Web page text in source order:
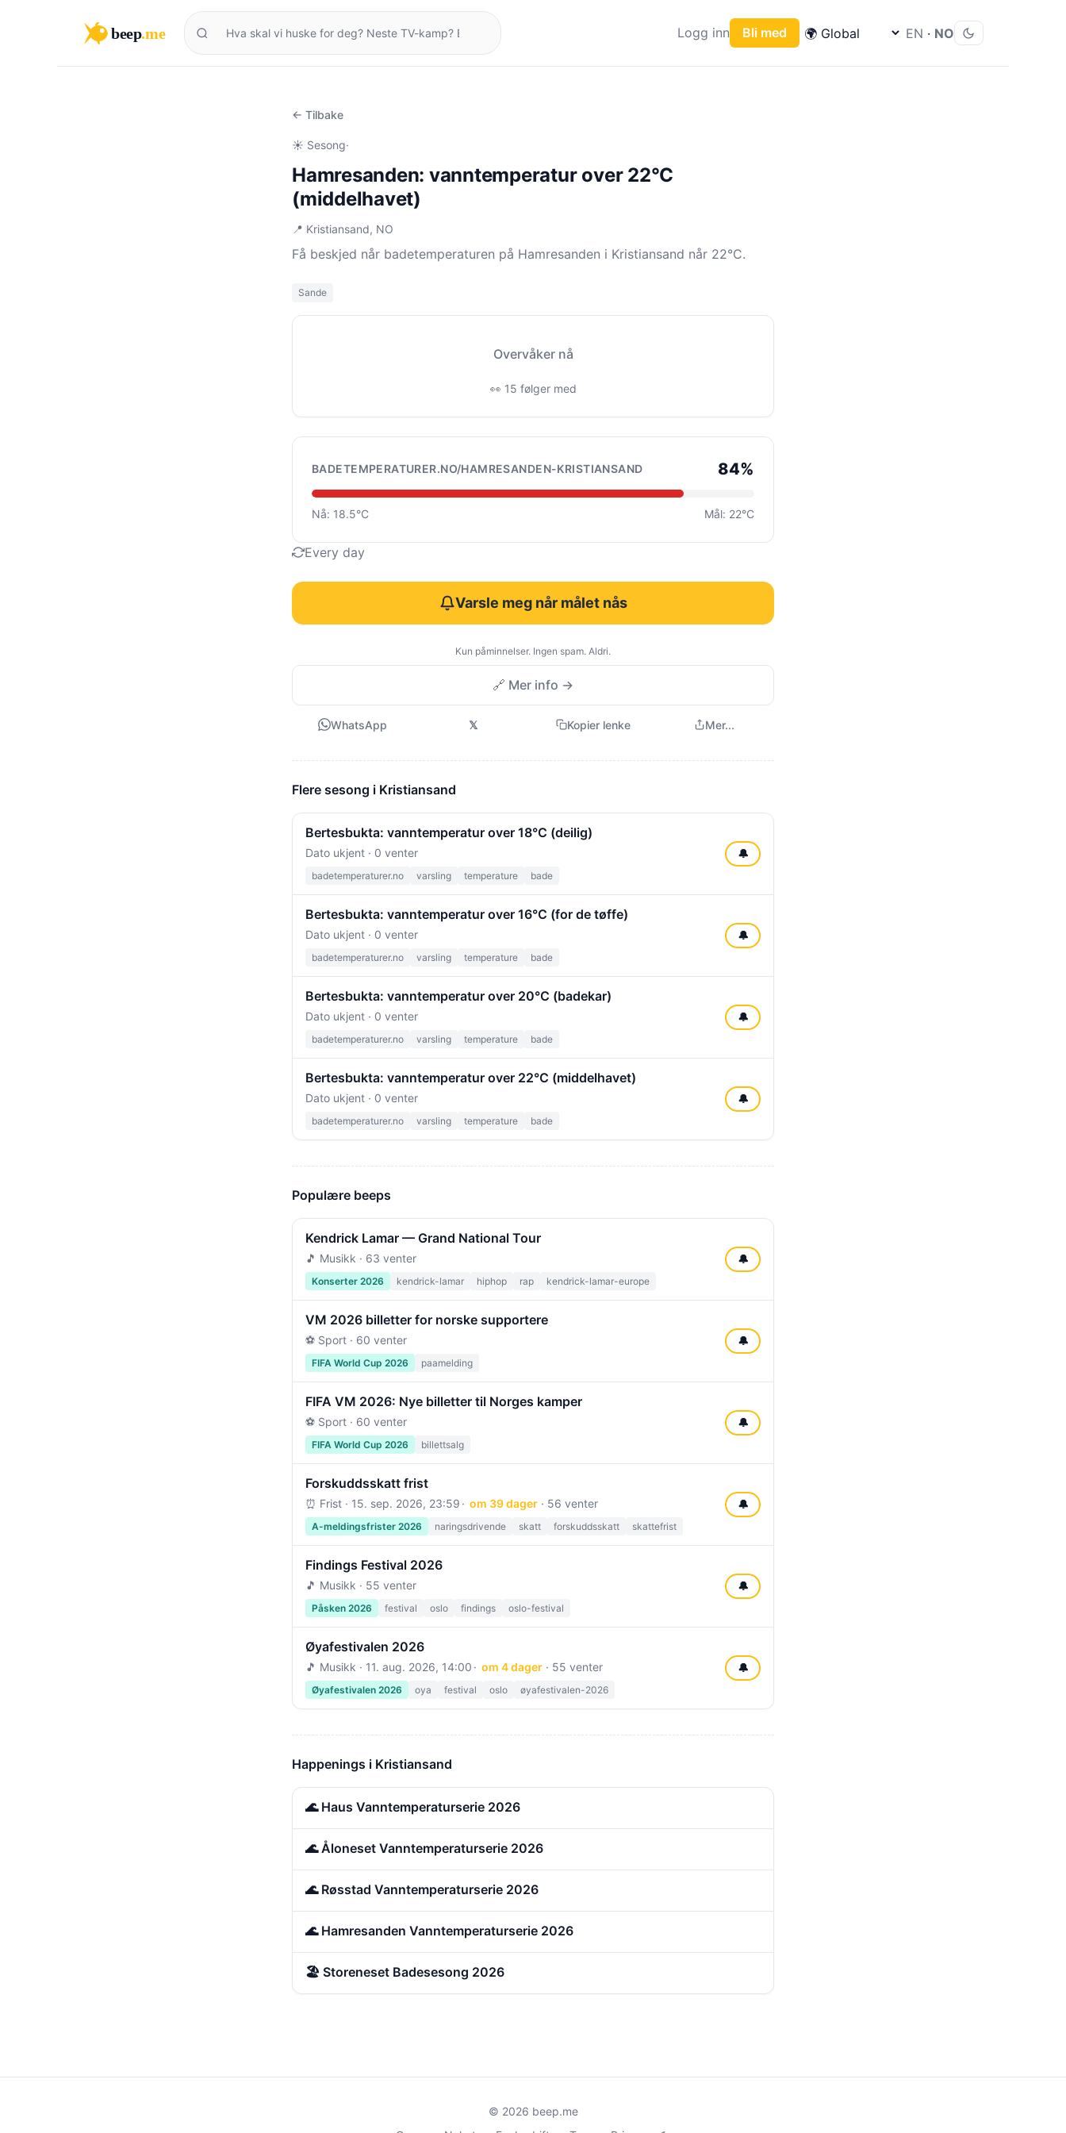
beep.me Logg inn Bli med EN · NO
← Tilbake
☀️ Sesong·
Hamresanden: vanntemperatur over 22°C
(middelhavet)
📍 Kristiansand, NO
Få beskjed når badetemperaturen på Hamresanden i Kristiansand når 22°C.
Sande
Overvåker nå
👀 15 følger med
BADETEMPERATURER.NO/HAMRESANDEN-KRISTIANSAND 84%
Nå: 18.5°C Mål: 22°C
Every day
Varsle meg når målet nås
Kun påminnelser. Ingen spam. Aldri.
🔗 Mer info →
WhatsApp 𝕏 Kopier lenke Mer...
Flere sesong i Kristiansand
Bertesbukta: vanntemperatur over 18°C (deilig)
Dato ukjent · 0 venter
badetemperaturer.no varsling temperature bade
🔔
Bertesbukta: vanntemperatur over 16°C (for de tøffe)
Dato ukjent · 0 venter
badetemperaturer.no varsling temperature bade
🔔
Bertesbukta: vanntemperatur over 20°C (badekar)
Dato ukjent · 0 venter
badetemperaturer.no varsling temperature bade
🔔
Bertesbukta: vanntemperatur over 22°C (middelhavet)
Dato ukjent · 0 venter
badetemperaturer.no varsling temperature bade
🔔
Populære beeps
Kendrick Lamar — Grand National Tour
🎵 Musikk · 63 venter
Konserter 2026 kendrick-lamar hiphop rap kendrick-lamar-europe
🔔
VM 2026 billetter for norske supportere
⚽ Sport · 60 venter
FIFA World Cup 2026 paamelding
🔔
FIFA VM 2026: Nye billetter til Norges kamper
⚽ Sport · 60 venter
FIFA World Cup 2026 billettsalg
🔔
Forskuddsskatt frist
⏰ Frist · 15. sep. 2026, 23:59 om 39 dager· 56 venter
A-meldingsfrister 2026 naringsdrivende skatt forskuddsskatt skattefrist
🔔
Findings Festival 2026
🎵 Musikk · 55 venter
Påsken 2026 festival oslo findings oslo-festival
🔔
Øyafestivalen 2026
🎵 Musikk · 11. aug. 2026, 14:00 om 4 dager· 55 venter
Øyafestivalen 2026 oya festival oslo øyafestivalen-2026
🔔
Happenings i Kristiansand
🌊 Haus Vanntemperaturserie 2026
🌊 Åloneset Vanntemperaturserie 2026
🌊 Røsstad Vanntemperaturserie 2026
🌊 Hamresanden Vanntemperaturserie 2026
🏖️ Storeneset Badesesong 2026
© 2026 beep.me